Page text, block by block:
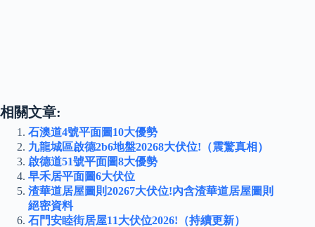
相關文章:
石澳道4號平面圖10大優勢
九龍城區啟德2b6地盤20268大伏位!（震驚真相）
啟德道51號平面圖8大優勢
早禾居平面圖6大伏位
渣華道居屋圖則20267大伏位!內含渣華道居屋圖則
絕密資料
石門安睦街居屋11大伏位2026!（持續更新）